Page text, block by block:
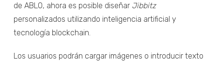
de ABLO, ahora es posible diseñar Jibbitz
personalizados utilizando inteligencia artificial y
tecnología blockchain.
Los usuarios podrán cargar imágenes o introducir texto